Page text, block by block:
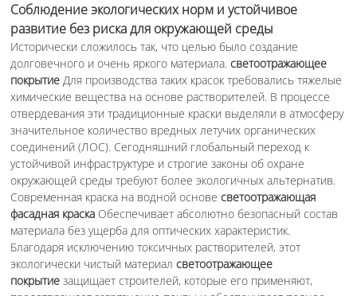
Соблюдение экологических норм и устойчивое
развитие без риска для окружающей среды
Исторически сложилось так, что целью было создание
долговечного и очень яркого материала.светоотражающее
покрытие Для производства таких красок требовались тяжелые
химические вещества на основе растворителей. В процессе
отвердевания эти традиционные краски выделяли в атмосферу
значительное количество вредных летучих органических
соединений (ЛОС). Сегодняшний глобальный переход к
устойчивой инфраструктуре и строгие законы об охране
окружающей среды требуют более экологичных альтернатив.
Современная краска на водной основесветоотражающая
фасадная краска Обеспечивает абсолютно безопасный состав
материала без ущерба для оптических характеристик.
Благодаря исключению токсичных растворителей, этот
экологически чистый материалсветоотражающее
покрытие защищает строителей, которые его применяют,